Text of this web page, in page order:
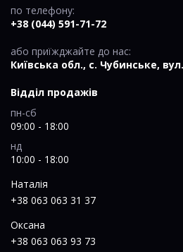
по телефону:
+38 (044) 591-71-72
або приїжджайте до нас:
Київська обл., c. Чубинське,
Відділ продажів
пн-сб
09:00 - 18:00
нд
10:00 - 18:00
Наталія
+38 063 063 31 37
Оксана
+38 063 063 93 73